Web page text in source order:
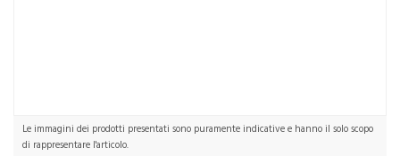
Le immagini dei prodotti presentati sono puramente indicative e hanno il solo scopo
di rappresentare l'articolo.